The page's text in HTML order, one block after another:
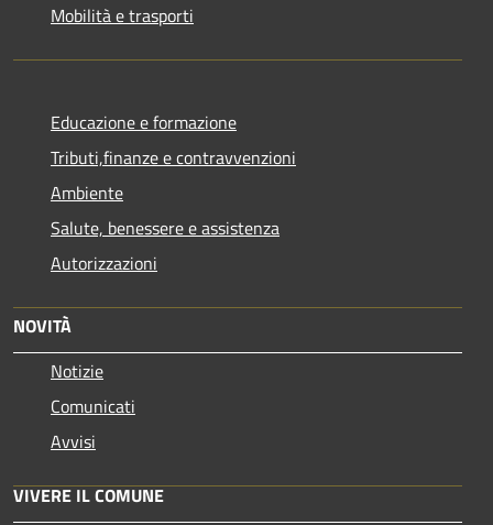
Mobilità e trasporti
Educazione e formazione
Tributi,finanze e contravvenzioni
Ambiente
Salute, benessere e assistenza
Autorizzazioni
NOVITÀ
Notizie
Comunicati
Avvisi
VIVERE IL COMUNE